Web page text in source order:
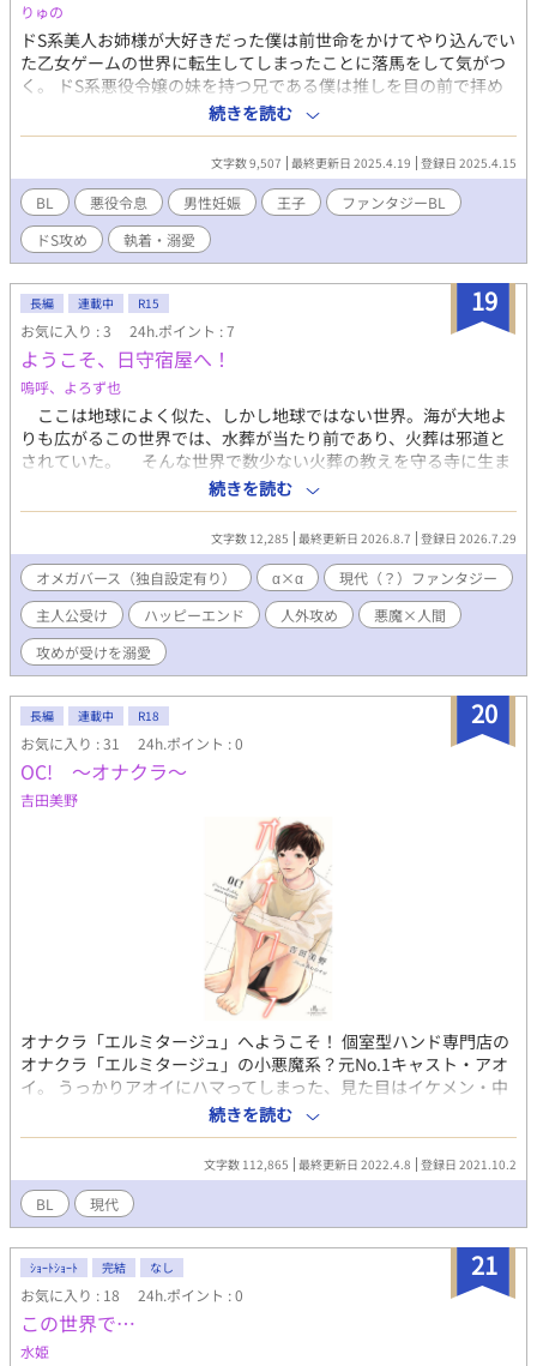
りゅの
ドS系美人お姉様が大好きだった僕は前世命をかけてやり込んでい
た乙女ゲームの世界に転生してしまったことに落馬をして気がつ
く。 ドS系悪役令嬢の妹を持つ兄である僕は推しを目の前で拝め
ることに感動！絶対に幸せにしてやるから＿＿ ＿＿＿＿＿待て
よ、悪役令嬢に兄なんていたっけ？ みたいな話 ※前世は女です
が、今世はしっかり性自認男です。かつて女性だった経験も生か
してめちゃくちゃモテる設定です。 王子×悪役令息になる予定で
す。 ⚠️男性妊娠描写があります。同性婚あり、魔力入れれば妊娠
できるファンタジーです。 ⚠️主人公も周りも平気で人を殺しま
す。 朝と夜の2話ずつ更新
続きを読む
文字数 9,507 最終更新日 2025.4.19 登録日 2025.4.15
BL 悪役令息 男性妊娠 王子
ファンタジーBL
ドS攻め
執着・溺愛
19
長編 連載中 R15
お気に入り : 3 24h.ポイント : 7
ようこそ、日守宿屋へ！
嗚呼、よろず也
ここは地球によく似た、しかし地球ではない世界。海が大地よ
りも広がるこの世界では、水葬が当たり前であり、火葬は邪道と
されていた。 そんな世界で数少ない火葬の教えを守る寺に生ま
れた主人公・日守朔（ひもり さく）は、兄・秀吾（しゅうご）
とともに亡き両親が遺した寺を守りながら暮らしていた。周囲か
ら異端の寺として陰口を叩かれながらも、兄弟は穏やかな日々を
過ごしていた。 しかし朔の修学旅行先の寺で、穢れた闇物に遭
遇したことをきっかけにその日常は崩れ去る。守護師、守護連
盟、そして悪魔――。朔は世界を揺るがす運命へと巻き込まれて
いく。 ※不定期に投稿します。 ※2作品目です。 ※センシティ
ブ、グロテスクなどの表現がある回に◇（R15）か◆(R18?)をつ
けます。 拙いところがあると思いますが、これからもっと多くの
たいと思います。どうぞ、お手柔らかに。
続きを読む
文字数 12,285 最終更新日 2026.8.7 登録日 2026.7.29
オメガバース（独自設定有り） α×α
現代（？）ファンタジー
主人公受け
ハッピーエンド 人外攻め
悪魔×人間
攻めが受けを溺愛
20
長編 連載中 R18
お気に入り : 31 24h.ポイント : 0
OC! ～オナクラ～
吉田美野
オナクラ「エルミタージュ」へようこそ！ 個室型ハンド専門店の
オナクラ「エルミタージュ」の小悪魔系？元No.1キャスト・アオ
イ。 うっかりアオイにハマってしまった、見た目はイケメン・中
身は粗●ンの残念リーマン筧義松。 彼らを取り巻く人たちのお話
を主に下品に、ときに胸キュン（あるかな）ときに感動（ないか
も）的なお話。 ※注意事項※ オナクラ（風俗）で働くひとの話で
す。 一応主人公のアオイちゃんが複数の人と絡む場合がありま
す。 1対1の関係しか無理な読者様にはオススメしません。 ご注意
くださ～い。
続きを読む
文字数 112,865 最終更新日 2022.4.8 登録日 2021.10.2
BL 現代
21
ｼｮｰﾄｼｮｰﾄ 完結 なし
お気に入り : 18 24h.ポイント : 0
この世界で…
水姫